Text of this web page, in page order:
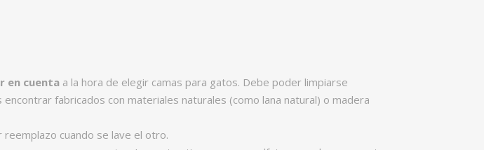
en cuenta a la hora de elegir camas para gatos. Debe poder limpiarse
fabricados con materiales naturales (como lana natural) o madera
cuando se lave el otro.